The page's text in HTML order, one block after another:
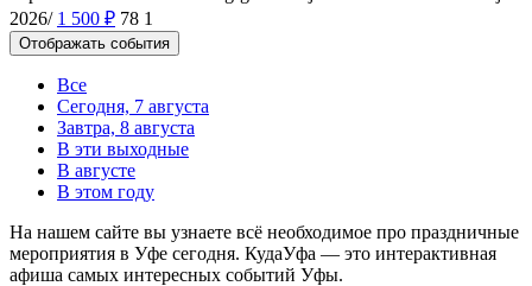
2026/ 1 500 ₽ 78 1
Отображать события
Все
Сегодня, 7 августа
Завтра, 8 августа
В эти выходные
В августе
В этом году
На нашем сайте вы узнаете всё необходимое про праздничные
мероприятия в Уфе сегодня. КудаУфа — это интерактивная
афиша самых интересных событий Уфы.